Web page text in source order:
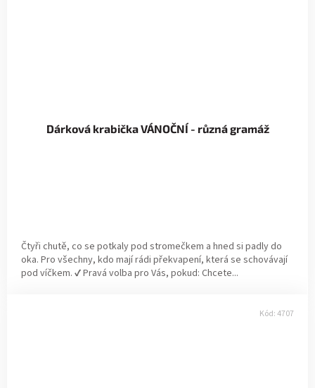
Dárková krabička VÁNOČNÍ - různá gramáž
Čtyři chutě, co se potkaly pod stromečkem a hned si padly do
oka. Pro všechny, kdo mají rádi překvapení, která se schovávají
pod víčkem. ✔ Pravá volba pro Vás, pokud: Chcete...
Kód:4707